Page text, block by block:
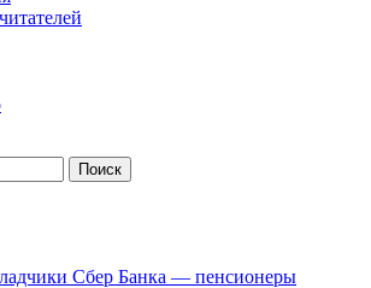
Сбер Банка — пенсионеры